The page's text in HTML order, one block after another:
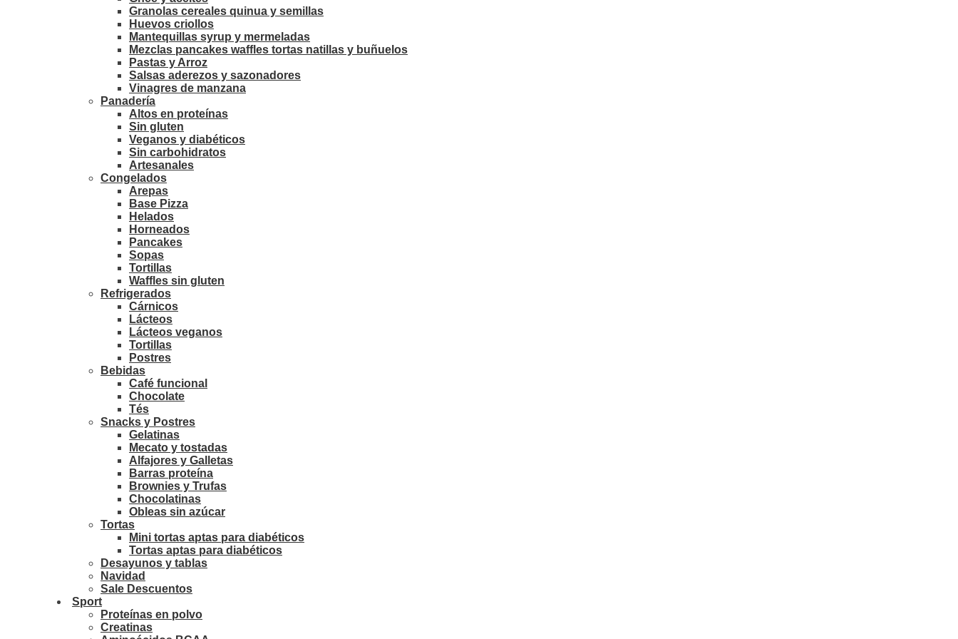
Granolas cereales quinua y semillas
Huevos criollos
Mantequillas syrup y mermeladas
Mezclas pancakes waffles tortas natillas y buñuelos
Pastas y Arroz
Salsas aderezos y sazonadores
Vinagres de manzana
Panadería
Altos en proteínas
Sin gluten
Veganos y diabéticos
Sin carbohidratos
Artesanales
Congelados
Arepas
Base Pizza
Helados
Horneados
Pancakes
Sopas
Tortillas
Waffles sin gluten
Refrigerados
Cárnicos
Lácteos
Lácteos veganos
Tortillas
Postres
Bebidas
Café funcional
Chocolate
Tés
Snacks y Postres
Gelatinas
Mecato y tostadas
Alfajores y Galletas
Barras proteína
Brownies y Trufas
Chocolatinas
Obleas sin azúcar
Tortas
Mini tortas aptas para diabéticos
Tortas aptas para diabéticos
Desayunos y tablas
Navidad
Sale Descuentos
Sport
Proteínas en polvo
Creatinas